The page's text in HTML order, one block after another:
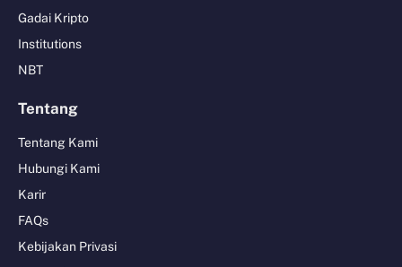
Gadai Kripto
Institutions
NBT
Tentang
Tentang Kami
Hubungi Kami
Karir
FAQs
Kebijakan Privasi